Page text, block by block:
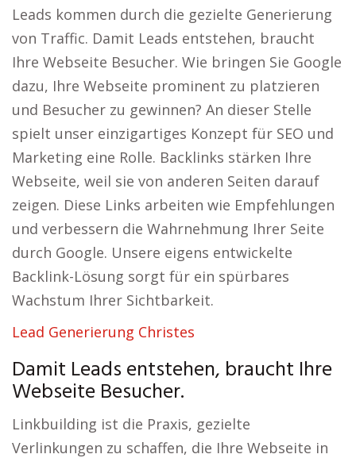
Leads kommen durch die gezielte Generierung
von Traffic. Damit Leads entstehen, braucht
Ihre Webseite Besucher. Wie bringen Sie Google
dazu, Ihre Webseite prominent zu platzieren
und Besucher zu gewinnen? An dieser Stelle
spielt unser einzigartiges Konzept für SEO und
Marketing eine Rolle. Backlinks stärken Ihre
Webseite, weil sie von anderen Seiten darauf
zeigen. Diese Links arbeiten wie Empfehlungen
und verbessern die Wahrnehmung Ihrer Seite
durch Google. Unsere eigens entwickelte
Backlink-Lösung sorgt für ein spürbares
Wachstum Ihrer Sichtbarkeit.
Lead Generierung Christes
Damit Leads entstehen, braucht Ihre
Webseite Besucher.
Linkbuilding ist die Praxis, gezielte
Verlinkungen zu schaffen, die Ihre Webseite in